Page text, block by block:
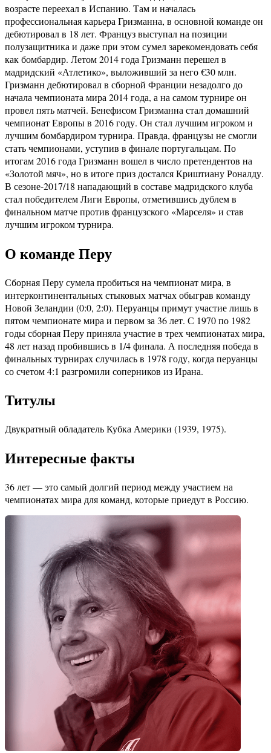
возрасте переехал в Испанию. Там и началась
профессиональная карьера Гризманна, в основной команде он
дебютировал в 18 лет. Француз выступал на позиции
полузащитника и даже при этом сумел зарекомендовать себя
как бомбардир. Летом 2014 года Гризманн перешел в
мадридский «Атлетико», выложивший за него €30 млн.
Гризманн дебютировал в сборной Франции незадолго до
начала чемпионата мира 2014 года, а на самом турнире он
провел пять матчей. Бенефисом Гризманна стал домашний
чемпионат Европы в 2016 году. Он стал лучшим игроком и
лучшим бомбардиром турнира. Правда, французы не смогли
стать чемпионами, уступив в финале португальцам. По
итогам 2016 года Гризманн вошел в число претендентов на
«Золотой мяч», но в итоге приз достался Криштиану Роналду.
В сезоне-2017/18 нападающий в составе мадридского клуба
стал победителем Лиги Европы, отметившись дублем в
финальном матче против французского «Марселя» и став
лучшим игроком турнира.
О команде Перу
Сборная Перу сумела пробиться на чемпионат мира, в
интерконтинентальных стыковых матчах обыграв команду
Новой Зеландии (0:0, 2:0). Перуанцы примут участие лишь в
пятом чемпионате мира и первом за 36 лет. С 1970 по 1982
годы сборная Перу приняла участие в трех чемпионатах мира,
48 лет назад пробившись в 1/4 финала. А последняя победа в
финальных турнирах случилась в 1978 году, когда перуанцы
со счетом 4:1 разгромили соперников из Ирана.
Титулы
Двукратный обладатель Кубка Америки (1939, 1975).
Интересные факты
36 лет — это самый долгий период между участием на
чемпионатах мира для команд, которые приедут в Россию.